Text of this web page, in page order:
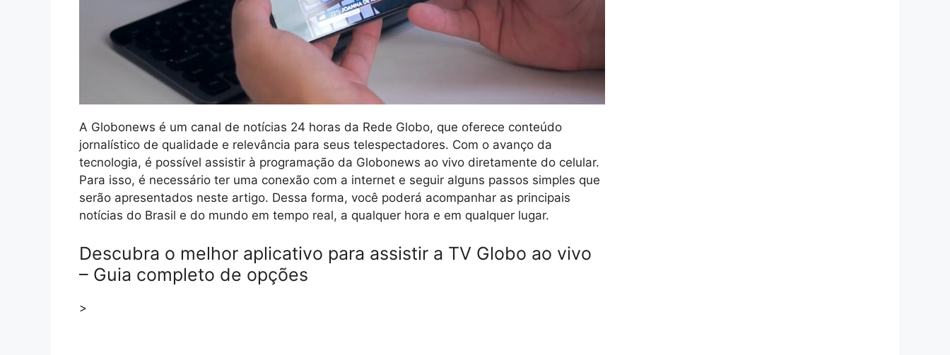
A Globonews é um canal de notícias 24 horas da Rede Globo, que oferece conteúdo
jornalístico de qualidade e relevância para seus telespectadores. Com o avanço da
tecnologia, é possível assistir à programação da Globonews ao vivo diretamente do celular.
Para isso, é necessário ter uma conexão com a internet e seguir alguns passos simples que
serão apresentados neste artigo. Dessa forma, você poderá acompanhar as principais
notícias do Brasil e do mundo em tempo real, a qualquer hora e em qualquer lugar.
Descubra o melhor aplicativo para assistir a TV Globo ao vivo
– Guia completo de opções
>